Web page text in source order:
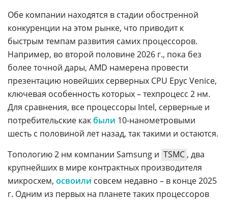
Обе компании находятся в стадии обостренной
конкуренции на этом рынке, что приводит к
быстрым темпам развития самих процессоров.
Например, во второй половине 2026 г., пока без
более точной дары, AMD намерена провести
презентацию новейших серверных CPU Epyc Venice,
ключевая особенность которых – техпроцесс 2 нм.
Для сравнения, все процессоры Intel, серверные и
потребительские какбыли 10-нанометровыми
шесть с половиной лет назад, так такими и остаются.
Топологию 2 нм компании Samsung и TSMC , два
крупнейших в мире контрактных производителя
микросхем, освоили совсем недавно – в конце 2025
г. Одним из первых на планете таких процессоров